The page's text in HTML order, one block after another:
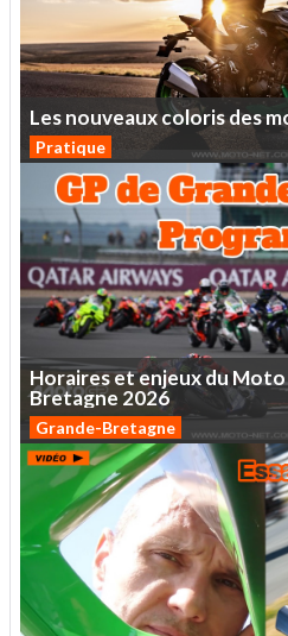
Lesnouveauxcolorisdes
Pratique
HorairesetenjeuxduMoto
Bretagne 2026
Grande-Bretagne